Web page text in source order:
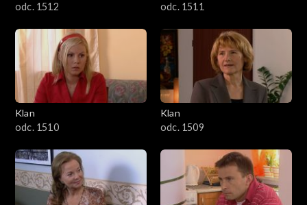
odc. 1512
odc. 1511
Klan
odc. 1510
Klan
odc. 1509